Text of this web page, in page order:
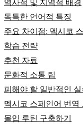
역사적 및 지역적 배경
독특한 언어적 특징
주요 차이점: 멕시코
학습 전략
추천 자료
문화적 소통 팁
피해야 할 일반적인 실
멕시코 스페인어 번역
몰입 루틴 구축하기